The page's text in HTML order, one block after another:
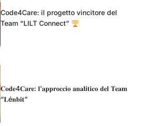
Code4Care: il progetto vincitore del
Team “LILT Connect”
𝐂𝐨𝐝𝐞4𝐂𝐚𝐫𝐞: 𝐥’𝐚𝐩𝐩𝐫𝐨𝐜𝐜𝐢𝐨 𝐚𝐧𝐚𝐥𝐢𝐭𝐢𝐜𝐨 𝐝𝐞𝐥 𝐓𝐞𝐚𝐦
“𝐋é𝐧𝐛𝐢𝐭”